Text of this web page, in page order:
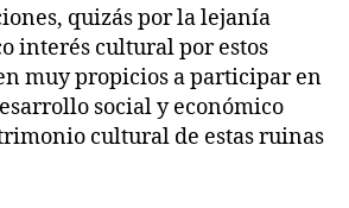
quizás por la lejanía
interés cultural por estos
muy propicios a participar en
social y económico
cultural de estas ruinas